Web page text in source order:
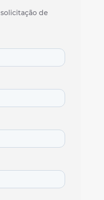
de